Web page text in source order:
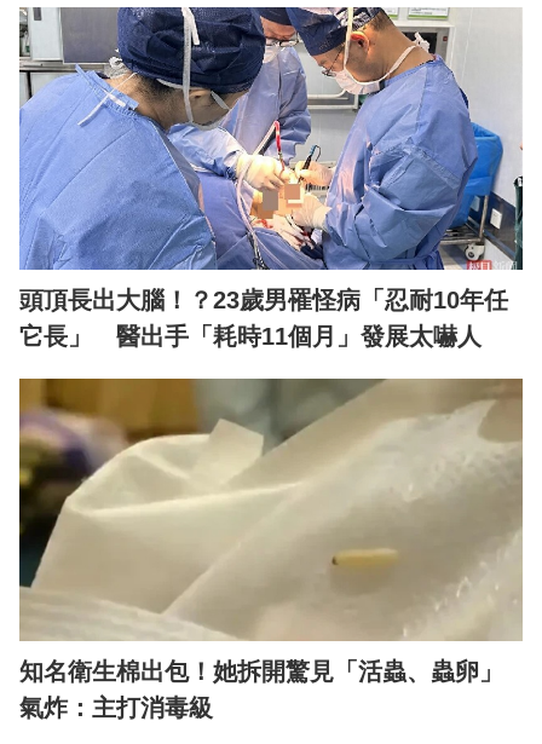
頭頂長出大腦！？23歲男罹怪病「忍耐10年任
它長」 醫出手「耗時11個月」發展太嚇人
知名衛生棉出包！她拆開驚見「活蟲、蟲卵」
氣炸：主打消毒級